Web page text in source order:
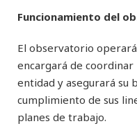
Funcionamiento del
El observatorio
encargará de
entidad y asegurará su
cumplimiento de sus
planes de trabajo.